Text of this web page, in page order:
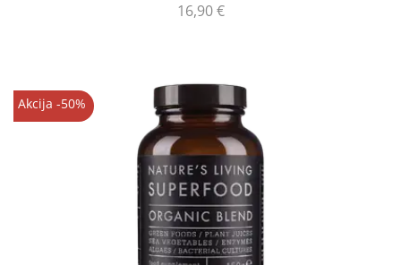
16,90€
Akcija -50%